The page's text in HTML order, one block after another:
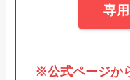
専
※公式ページか